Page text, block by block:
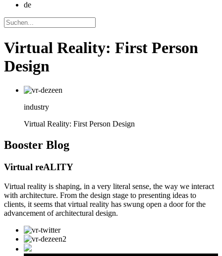
de
Virtual Reality: First Person
Design
industry
Virtual Reality: First Person Design
Booster Blog
Virtual reALITY
Virtual reality is shaping, in a very literal sense, the way we interact
with architecture. From the design stage to presenting ideas to
clients, it seems that virtual reality has swung open a door for the
advancement of architectural design.